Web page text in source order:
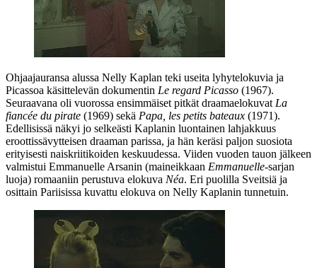
Ohjaajauransa alussa Nelly Kaplan teki useita lyhytelokuvia ja
Picassoa käsittelevän dokumentin Le regard Picasso (1967).
Seuraavana oli vuorossa ensimmäiset pitkät draamaelokuvat La
fiancée du pirate (1969) sekä Papa, les petits bateaux (1971).
Edellisissä näkyi jo selkeästi Kaplanin luontainen lahjakkuus
eroottissävytteisen draaman parissa, ja hän keräsi paljon suosiota
erityisesti naiskriitikoiden keskuudessa. Viiden vuoden tauon jälkeen
valmistui Emmanuelle Arsanin (maineikkaan Emmanuelle-sarjan
luoja) romaaniin perustuva elokuva Néa. Eri puolilla Sveitsiä ja
osittain Pariisissa kuvattu elokuva on Nelly Kaplanin tunnetuin.